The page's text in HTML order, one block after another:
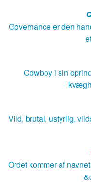
Governance er den
Cowboy i sin
Vild, brutal, ustyrlig,
Ordet kommer af